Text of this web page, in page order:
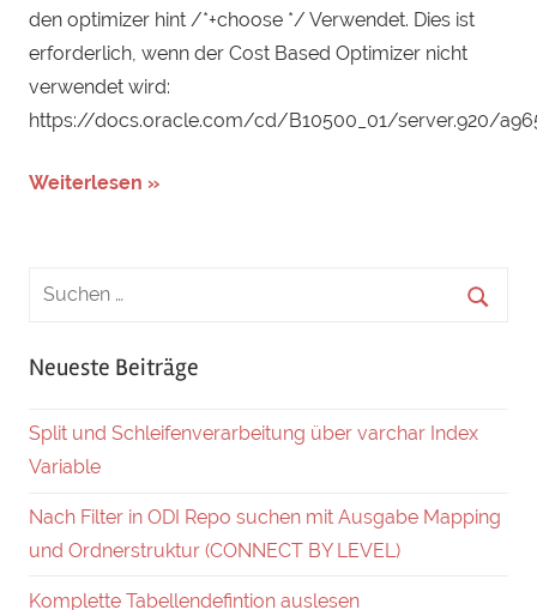
den optimizer hint /*+choose */ Verwendet. Dies ist
erforderlich, wenn der Cost Based Optimizer nicht
verwendet wird:
https://docs.oracle.com/cd/B10500_01/server.920/
Weiterlesen »
Neueste Beiträge
Split und Schleifenverarbeitung über varchar Index
Variable
Nach Filter in ODI Repo suchen mit Ausgabe Mapping
und Ordnerstruktur (CONNECT BY LEVEL)
Komplette Tabellendefintion auslesen